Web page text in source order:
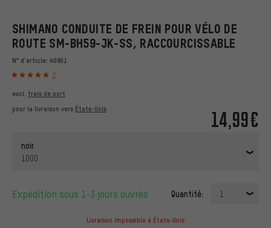
SHIMANO CONDUITE DE FREIN POUR VÉLO DE
ROUTE SM-BH59-JK-SS, RACCOURCISSABLE
N° d'article: 40901
2
14,99€
excl. frais de port
pour la livraison vers États-Unis
noir
1000
Expédition sous 1-3 jours ouvrés Quantité: 1
Livraison impossible à États-Unis